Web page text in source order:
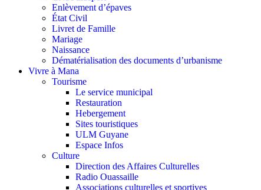
Enlèvement d’épaves
État Civil
Livret de Famille
Mariage
Naissance
Dématérialisation des documents d’urbanisme
Vivre à Mana
Tourisme
Le service municipal
Restauration
Hebergement
Sites touristiques
ULM Guyane
Espace Infos
Culture
Direction des Affaires Culturelles
Radio Ouassaille
Associations culturelles et sportives